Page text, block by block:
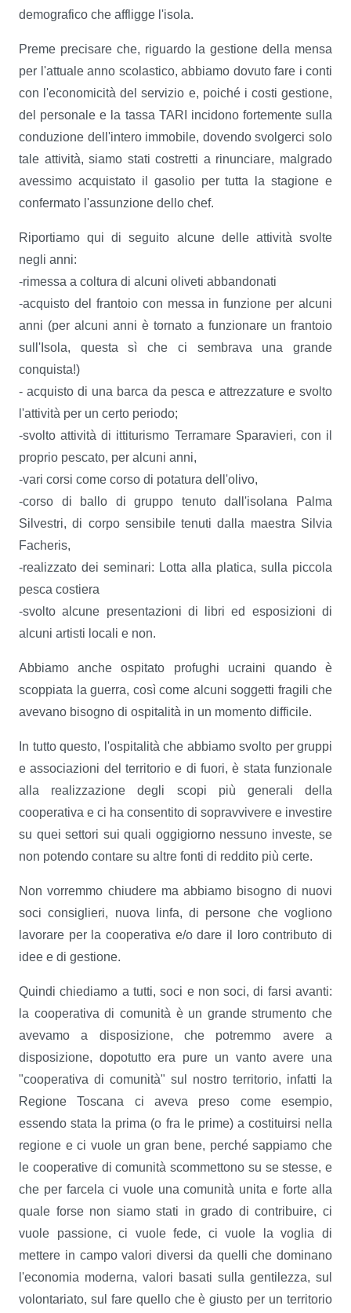
demografico che affligge l'isola.
Preme precisare che, riguardo la gestione della mensa
per l'attuale anno scolastico, abbiamo dovuto fare i conti
con l'economicità del servizio e, poiché i costi gestione,
del personale e la tassa TARI incidono fortemente sulla
conduzione dell'intero immobile, dovendo svolgerci solo
tale attività, siamo stati costretti a rinunciare, malgrado
avessimo acquistato il gasolio per tutta la stagione e
confermato l'assunzione dello chef.
Riportiamo qui di seguito alcune delle attività svolte
negli anni:
-rimessa a coltura di alcuni oliveti abbandonati
-acquisto del frantoio con messa in funzione per alcuni
anni (per alcuni anni è tornato a funzionare un frantoio
sull'Isola, questa sì che ci sembrava una grande
conquista!)
- acquisto di una barca da pesca e attrezzature e svolto
l'attività per un certo periodo;
-svolto attività di ittiturismo Terramare Sparavieri, con il
proprio pescato, per alcuni anni,
-vari corsi come corso di potatura dell'olivo,
-corso di ballo di gruppo tenuto dall'isolana Palma
Silvestri, di corpo sensibile tenuti dalla maestra Silvia
Facheris,
-realizzato dei seminari: Lotta alla platica, sulla piccola
pesca costiera
-svolto alcune presentazioni di libri ed esposizioni di
alcuni artisti locali e non.
Abbiamo anche ospitato profughi ucraini quando è
scoppiata la guerra, così come alcuni soggetti fragili che
avevano bisogno di ospitalità in un momento difficile.
In tutto questo, l'ospitalità che abbiamo svolto per gruppi
e associazioni del territorio e di fuori, è stata funzionale
alla realizzazione degli scopi più generali della
cooperativa e ci ha consentito di sopravvivere e investire
su quei settori sui quali oggigiorno nessuno investe, se
non potendo contare su altre fonti di reddito più certe.
Non vorremmo chiudere ma abbiamo bisogno di nuovi
soci consiglieri, nuova linfa, di persone che vogliono
lavorare per la cooperativa e/o dare il loro contributo di
idee e di gestione.
Quindi chiediamo a tutti, soci e non soci, di farsi avanti:
la cooperativa di comunità è un grande strumento che
avevamo a disposizione, che potremmo avere a
disposizione, dopotutto era pure un vanto avere una
"cooperativa di comunità" sul nostro territorio, infatti la
Regione Toscana ci aveva preso come esempio,
essendo stata la prima (o fra le prime) a costituirsi nella
regione e ci vuole un gran bene, perché sappiamo che
le cooperative di comunità scommettono su se stesse, e
che per farcela ci vuole una comunità unita e forte alla
quale forse non siamo stati in grado di contribuire, ci
vuole passione, ci vuole fede, ci vuole la voglia di
mettere in campo valori diversi da quelli che dominano
l'economia moderna, valori basati sulla gentilezza, sul
volontariato, sul fare quello che è giusto per un territorio